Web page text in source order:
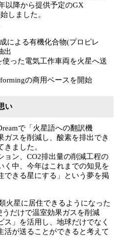
以降から提供予定のGX
しました。
による有機化合物(プロピレ
出
使った電気工作車両を火星へ送
の商用ベースを開始
い
で「火星語への翻訳機
ガスを削減し、酸素を排出でき
ました。
ョン、CO2排出量の削減工程の
く中、今年はこれまでの知見を
できる星にする」という夢を掲
火星に居住できるようになった
だけで温室効果ガスを削減
ス」を活用し、地球だけでなく
活が送ることができると考えて